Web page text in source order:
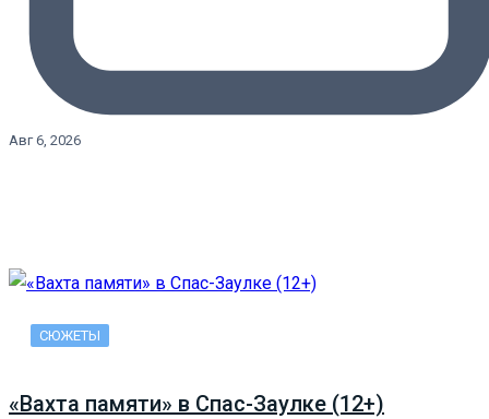
Авг 6, 2026
СЮЖЕТЫ
«Вахта памяти» в Спас-Заулке (12+)